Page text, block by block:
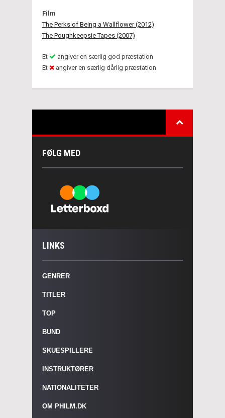
Film
The Perks of Being a Wallflower (2012)
The Poughkeepsie Tapes (2007)
Et
angiver en særlig god præstation
Et
angiver en særlig dårlig præstation
FØLG MED
LINKS
GENRER
TITLER
TOP
BUND
SKUESPILLERE
INSTRUKTØRER
NATIONALITETER
OM PHILM.DK